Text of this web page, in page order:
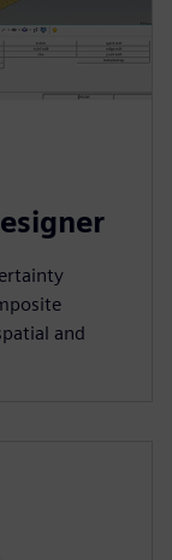
and